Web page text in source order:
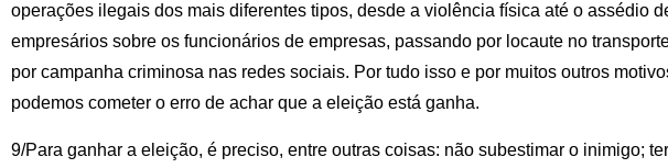
operações ilegais dos mais diferentes tipos, desde a violência física até o assédio
empresários sobre os funcionários de empresas, passando por locaute no
por campanha criminosa nas redes sociais. Por tudo isso e por muitos outros
podemos cometer o erro de achar que a eleição está ganha.
9/Para ganhar a eleição, é preciso, entre outras coisas: não subestimar o inimigo;